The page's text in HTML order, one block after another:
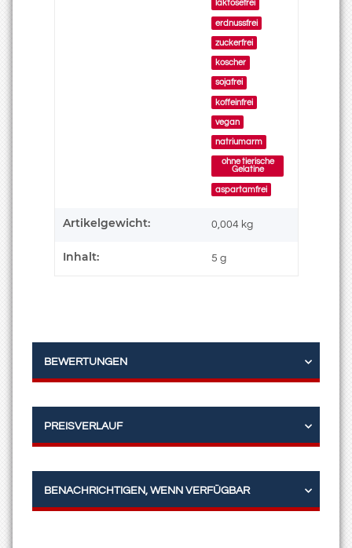
laktosefrei
erdnussfrei
zuckerfrei
koscher
sojafrei
koffeinfrei
vegan
natriumarm
ohne tierische
Gelatine
aspartamfrei
Artikelgewicht: 0,004 kg
Inhalt: 5 g
BEWERTUNGEN
PREISVERLAUF
BENACHRICHTIGEN, WENN VERFÜGBAR